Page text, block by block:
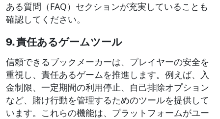
ある質問（FAQ）セクションが充実していることも
確認してください。
9. 責任あるゲームツール
信頼できるブックメーカーは、プレイヤーの安全を
重視し、責任あるゲームを推進します。例えば、入
金制限、一定期間の利用停止、自己排除オプション
など、賭け行動を管理するためのツールを提供して
います。これらの機能は、プラットフォームがユー